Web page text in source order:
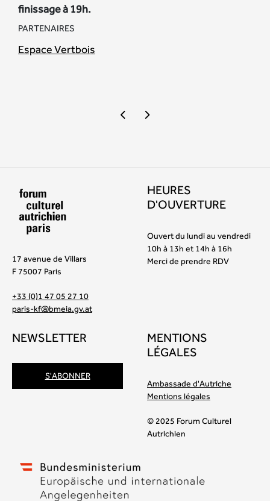
finissage à 19h.
PARTENAIRES
Espace Vertbois
17 avenue de Villars
F 75007 Paris
+33 (0)1 47 05 27 10
paris-kf@bmeia.gv.at
HEURES
D'OUVERTURE
Ouvert du lundi au vendredi
10h à 13h et 14h à 16h
Merci de prendre RDV
NEWSLETTER
S'ABONNER
MENTIONS
LÉGALES
Ambassade d'Autriche
Mentions légales
© 2025 Forum Culturel
Autrichien